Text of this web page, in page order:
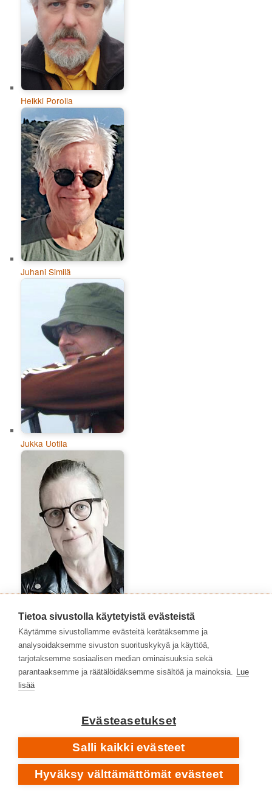
Heikki Poroila
Juhani Similä
Jukka Uotila
Lisen Ede
Marko Niemelä
Tietoa sivustolla käytetyistä evästeistä
Käytämme sivustollamme evästeitä kerätäksemme ja
analysoidaksemme sivuston suorituskykyä ja käyttöä,
tarjotaksemme sosiaalisen median ominaisuuksia sekä
parantaaksemme ja räätälöidäksemme sisältöä ja mainoksia. Lue
lisää
Evästeasetukset
Salli kaikki evästeet
Hyväksy välttämättömät evästeet